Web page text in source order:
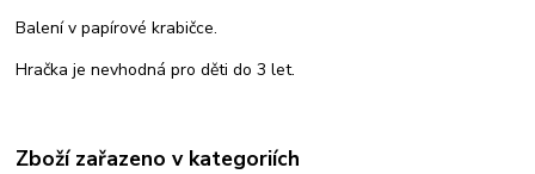
Balení v papírové krabičce.
Hračka je nevhodná pro děti do 3 let.
Zboží zařazeno v kategoriích